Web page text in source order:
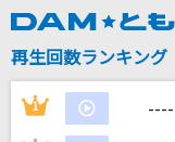
A-One
ORION
中島美嘉
再生回数ランキング
1 ----